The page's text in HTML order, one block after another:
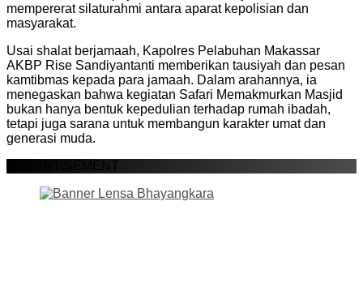
mempererat silaturahmi antara aparat kepolisian dan
masyarakat.
Usai shalat berjamaah, Kapolres Pelabuhan Makassar
AKBP Rise Sandiyantanti memberikan tausiyah dan pesan
kamtibmas kepada para jamaah. Dalam arahannya, ia
menegaskan bahwa kegiatan Safari Memakmurkan Masjid
bukan hanya bentuk kepedulian terhadap rumah ibadah,
tetapi juga sarana untuk membangun karakter umat dan
generasi muda.
ADVERTISEMENT